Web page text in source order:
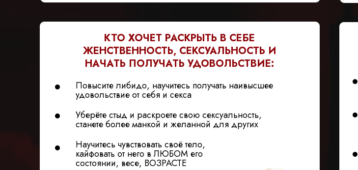
КТО ХОЧЕТ РАСКРЫТЬ В СЕБЕ
ЖЕНСТВЕННОСТЬ, СЕКСУАЛЬНОСТЬ И
НАЧАТЬ ПОЛУЧАТЬ УДОВОЛЬСТВИЕ:
Повысите либидо, научитесь получать наивысшее
удовольствие от себя и секса
Уберёте стыд и раскроете свою сексуальность,
станете более манкой и желанной для других
Научитесь чувствовать своё тело,
кайфовать от него в ЛЮБОМ его
состоянии, весе, ВОЗРАСТЕ